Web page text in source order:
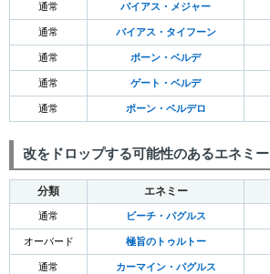
通常 バイアス・メジャー
通常 バイアス・タイフーン
通常 ポーン・ベルデ
通常 ゲート・ベルデ
通常 ポーン・ベルデロ
改をドロップする可能性のあるエネミー
分類 エネミー
通常 ビーチ・パグルス
オーバード 極旨のトゥルトー
通常 カーマイン・パグルス